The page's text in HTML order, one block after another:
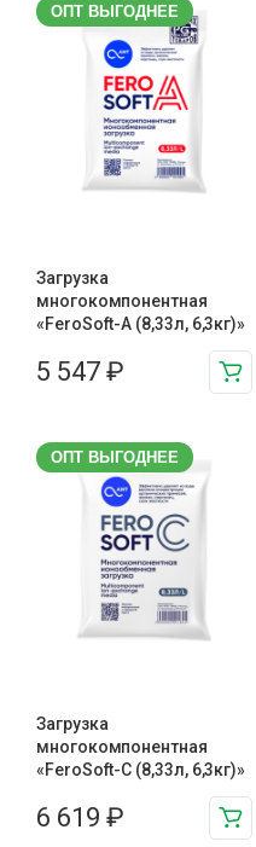
ОПТ ВЫГОДНЕЕ
Загрузка
многокомпонентная
«FeroSoft-A (8,33л, 6,3кг)»
5 547 ₽
ОПТ ВЫГОДНЕЕ
Загрузка
многокомпонентная
«FeroSoft-C (8,33л, 6,3кг)»
6 619 ₽